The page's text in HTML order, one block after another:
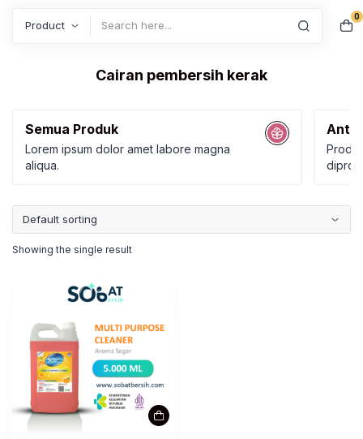
0
Cairan pembersih kerak
Semua Produk
Lorem ipsum dolor amet labore magna
aliqua.
Anti
Showing the single result